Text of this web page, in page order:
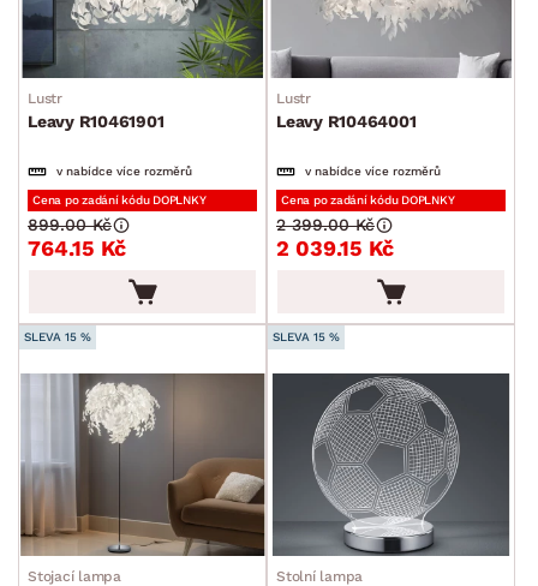
Lustr
Leavy R10461901
v nabídce více rozměrů
Cena po zadání kódu DOPLNKY
764.15 Kč
899.00 Kč
Lustr
Leavy R10464001
v nabídce více rozměrů
Cena po zadání kódu DOPLNKY
2 039.15 Kč
2 399.00 Kč
SLEVA 15 %
Stojací lampa
SLEVA 15 %
Stolní lampa